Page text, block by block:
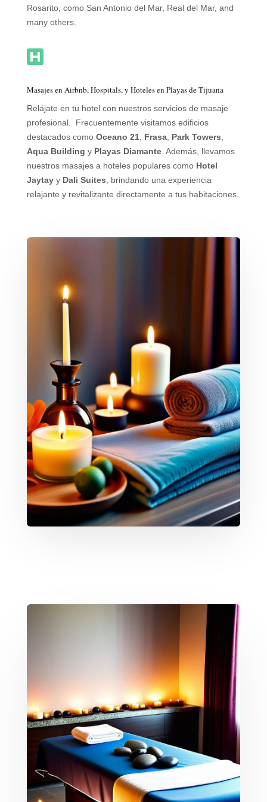
Rosarito, como San Antonio del Mar, Real del Mar, and
many others.

Masajes en Airbnb, Hospitals, y Hoteles en Playas de Tijuana
Relájate en tu hotel con nuestros servicios de masaje
profesional. Frecuentemente visitamos edificios
destacados como Oceano 21, Frasa, Park Towers
Aqua Building y Playas Diamante. Además, llevamos
nuestros masajes a hoteles populares como Hotel
Jaytayy Dali Suites , brindando una experiencia
relajante y revitalizante directamente a tus habitaciones.